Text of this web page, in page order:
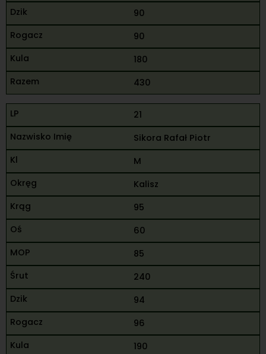
90
90
180
430
21
Sikora Rafał Piotr
M
Kalisz
95
60
85
240
94
96
190